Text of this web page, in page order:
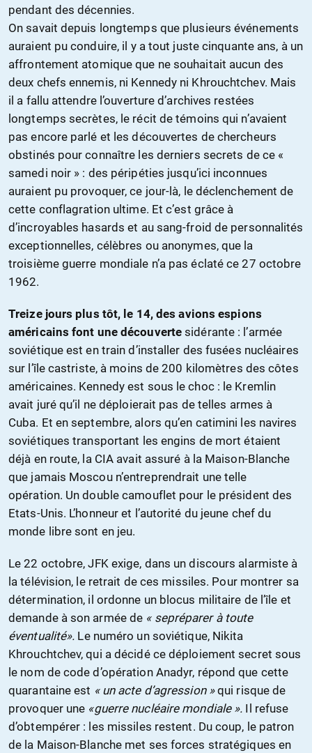
pendant des décennies.
On savait depuis longtemps que plusieurs événements
auraient pu conduire, il y a tout juste cinquante ans, à un
affrontement atomique que ne souhaitait aucun des
deux chefs ennemis, ni Kennedy ni Khrouchtchev. Mais
il a fallu attendre l’ouverture d’archives restées
longtemps secrètes, le récit de témoins qui n’avaient
pas encore parlé et les découvertes de chercheurs
obstinés pour connaître les derniers secrets de ce «
samedi noir » : des péripéties jusqu’ici inconnues
auraient pu provoquer, ce jour-là, le déclenchement de
cette conflagration ultime. Et c’est grâce à
d’incroyables hasards et au sang-froid de personnalités
exceptionnelles, célèbres ou anonymes, que la
troisième guerre mondiale n’a pas éclaté ce 27 octobre
1962.
Treize jours plus tôt, le 14, des avions espions
américains font une découvertesidérante : l’armée
soviétique est en train d’installer des fusées nucléaires
sur l’île castriste, à moins de 200 kilomètres des côtes
américaines. Kennedy est sous le choc : le Kremlin
avait juré qu’il ne déploierait pas de telles armes à
Cuba. Et en septembre, alors qu’en catimini les navires
soviétiques transportant les engins de mort étaient
déjà en route, la CIA avait assuré à la Maison-Blanche
que jamais Moscou n’entreprendrait une telle
opération. Un double camouflet pour le président des
Etats-Unis. L’honneur et l’autorité du jeune chef du
monde libre sont en jeu.
Le 22 octobre, JFK exige, dans un discours alarmiste à
la télévision, le retrait de ces missiles. Pour montrer sa
détermination, il ordonne un blocus militaire de l’île et
demande à son armée de « sepréparer à toute
éventualité». Le numéro un soviétique, Nikita
Khrouchtchev, qui a décidé ce déploiement secret sous
le nom de code d’opération Anadyr, répond que cette
quarantaine est « un acte d’agression »qui risque de
provoquer une «guerre nucléaire mondiale ». Il refuse
d’obtempérer : les missiles restent. Du coup, le patron
de la Maison-Blanche met ses forces stratégiques en